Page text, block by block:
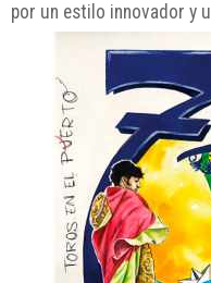
por un estilo innovador y